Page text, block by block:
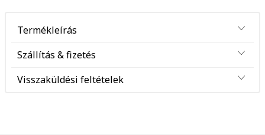
Termékleírás
Szállítás & fizetés
Visszaküldési feltételek